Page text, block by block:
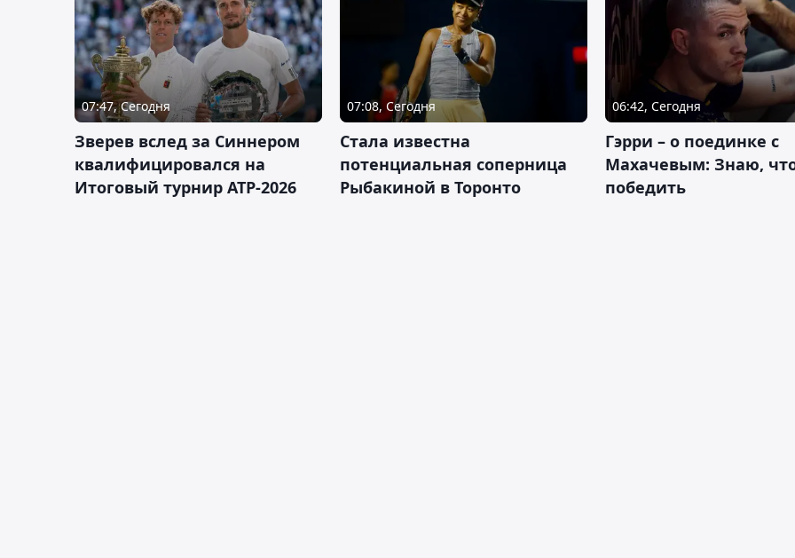
07:47, Сегодня
Зверев вслед за Синнером
квалифицировался на
Итоговый турнир ATP-2026
07:08, Сегодня
Cтала известна
потенциальная соперница
Рыбакиной в Торонто
06:42, Сегодня
Гэрри – о поединке с
Махачевым: Знаю,
победить